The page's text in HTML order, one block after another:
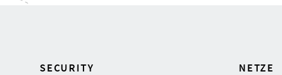
SECURITY NETZE